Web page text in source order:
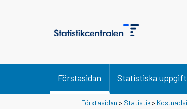
Förstasidan Statistiska
Förstasidan > Statistik >